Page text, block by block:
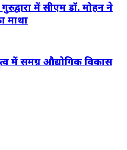
में सीएम डॉ. मोहन ने
माथा
में समग्र औद्योगिक विकास